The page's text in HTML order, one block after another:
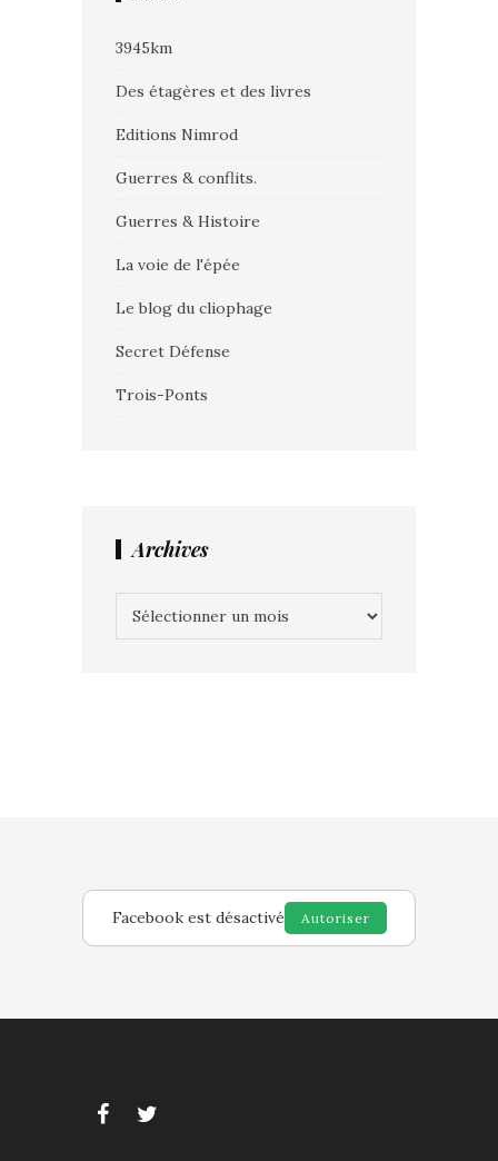
3945km
Des étagères et des livres
Editions Nimrod
Guerres & conflits.
Guerres & Histoire
La voie de l'épée
Le blog du cliophage
Secret Défense
Trois-Ponts
Archives
Facebook est désactivé Autoriser